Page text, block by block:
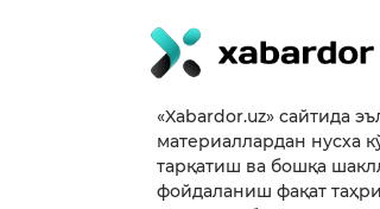
«Xabardor.uz» сайтида
материаллардан нусха
тарқатиш ва бошқа
фойдаланиш фақат